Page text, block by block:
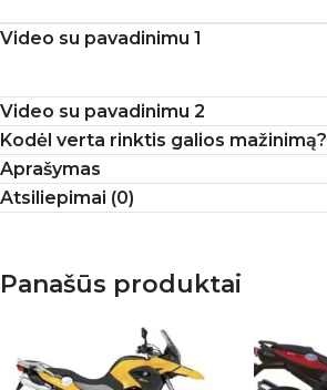
Video su pavadinimu 1
Video su pavadinimu 2
Kodėl verta rinktis galios mažinimą?
Aprašymas
Atsiliepimai (0)
Panašūs produktai